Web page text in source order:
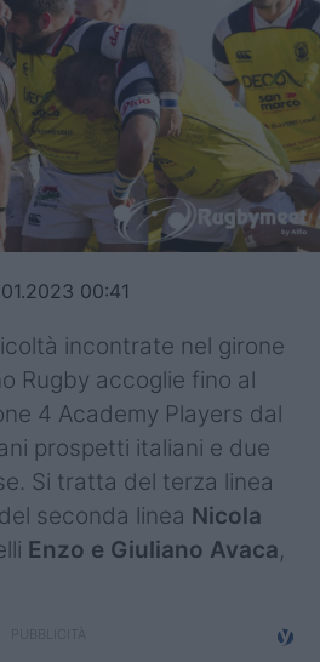
00:41
incontrate nel girone
Rugby accoglie fino al
4 Academy Players dal
prospetti italiani e due
Si tratta del terza linea
seconda linea Nicola
Enzo e Giuliano Avaca,